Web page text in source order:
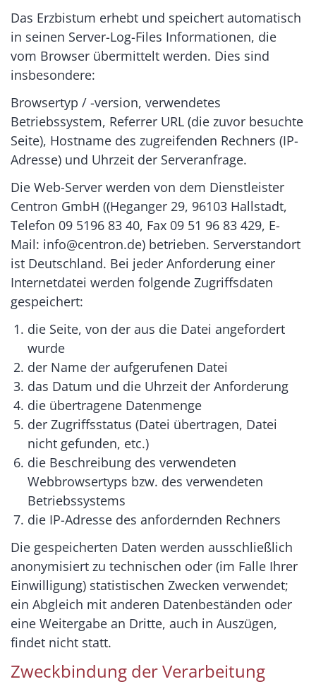
Das Erzbistum erhebt und speichert automatisch
in seinen Server-Log-Files Informationen, die
vom Browser übermittelt werden. Dies sind
insbesondere:
Browsertyp / -version, verwendetes
Betriebssystem, Referrer URL (die zuvor besuchte
Seite), Hostname des zugreifenden Rechners (IP-
Adresse) und Uhrzeit der Serveranfrage.
Die Web-Server werden von dem Dienstleister
Centron GmbH ((Heganger 29, 96103 Hallstadt,
Telefon 09 5196 83 40, Fax 09 51 96 83 429, E-
Mail: info@centron.de) betrieben. Serverstandort
ist Deutschland. Bei jeder Anforderung einer
Internetdatei werden folgende Zugriffsdaten
gespeichert:
die Seite, von der aus die Datei angefordert
wurde
der Name der aufgerufenen Datei
das Datum und die Uhrzeit der Anforderung
die übertragene Datenmenge
der Zugriffsstatus (Datei übertragen, Datei
nicht gefunden, etc.)
die Beschreibung des verwendeten
Webbrowsertyps bzw. des verwendeten
Betriebssystems
die IP-Adresse des anfordernden Rechners
Die gespeicherten Daten werden ausschließlich
anonymisiert zu technischen oder (im Falle Ihrer
Einwilligung) statistischen Zwecken verwendet;
ein Abgleich mit anderen Datenbeständen oder
eine Weitergabe an Dritte, auch in Auszügen,
findet nicht statt.
Zweckbindung der Verarbeitung